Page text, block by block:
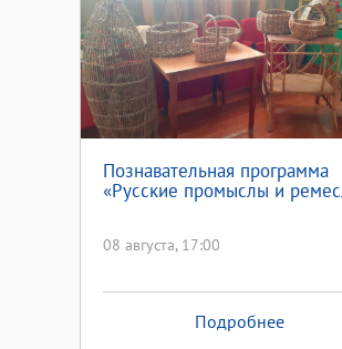
Познавательная программа
«Русские промыслы и
08 августа, 17:00
Подробнее